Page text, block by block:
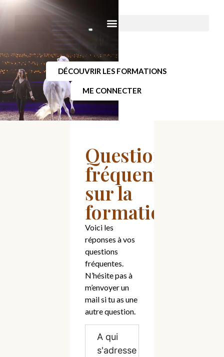
DÉCOUVRIR LES FORMATIONS
ME CONNECTER
Questions
fréquentes
sur la
formation
Voici les
réponses à vos
questions
fréquentes.
N’hésite pas à
m’envoyer un
mail si tu as une
autre question.
A qui
s'adresse